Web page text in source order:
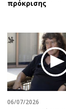
Ενέργεια
Περιβάλλον
Κόσμος
Παράξενα
Πολιτισμός
πρόκρισης
06/07/2026